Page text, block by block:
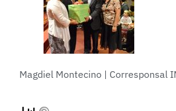
Magdiel Montecino | Corresponsal